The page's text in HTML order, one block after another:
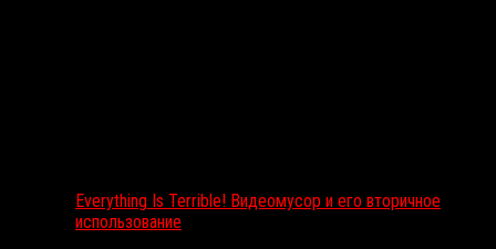
Everything Is Terrible! Видеомусор и его вторичное
использование